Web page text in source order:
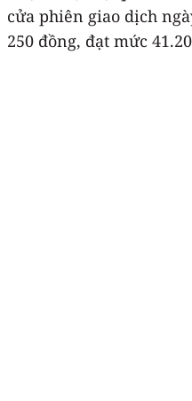
cửa phiên giao dịch
250 đồng, đạt mức